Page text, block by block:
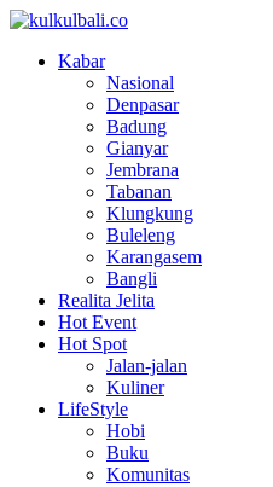
Kabar
Nasional
Denpasar
Badung
Gianyar
Jembrana
Tabanan
Klungkung
Buleleng
Karangasem
Bangli
Realita Jelita
Hot Event
Hot Spot
Jalan-jalan
Kuliner
LifeStyle
Hobi
Buku
Komunitas